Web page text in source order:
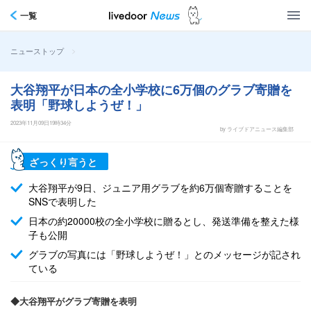
一覧
ニューストップ >
大谷翔平が日本の全小学校に6万個のグラブ寄贈を
表明「野球しようぜ！」
2023年11月09日19時34分
by ライブドアニュース編集部
ざっくり言うと
大谷翔平が9日、ジュニア用グラブを約6万個寄贈することを
SNSで表明した
日本の約20000校の全小学校に贈るとし、発送準備を整えた様
子も公開
グラブの写真には「野球しようぜ！」とのメッセージが記され
ている
◆大谷翔平がグラブ寄贈を表明